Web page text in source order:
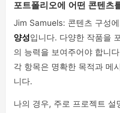
포트폴리오에 어떤 콘텐츠
Jim Samuels: 콘텐츠 구성
양성입니다. 다양한 작품을
의 능력을 보여주어야 합니
각 항목은 명확한 목적과 메
니다.
나의 경우, 주로 프로젝트 설